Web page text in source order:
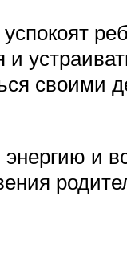
своими
и